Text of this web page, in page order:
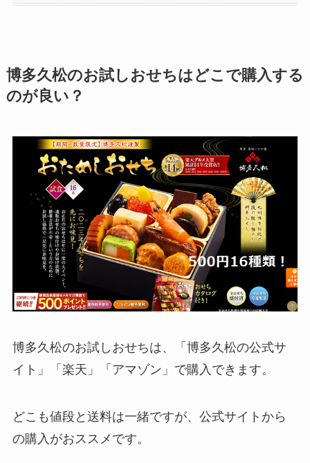
博多久松のお試しおせちはどこで購入する
のが良い？
博多久松のお試しおせちは、「博多久松の公式サ
イト」「楽天」「アマゾン」で購入できます。
どこも値段と送料は一緒ですが、公式サイトから
の購入がおススメです。